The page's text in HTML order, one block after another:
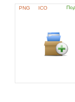
PNG ICO